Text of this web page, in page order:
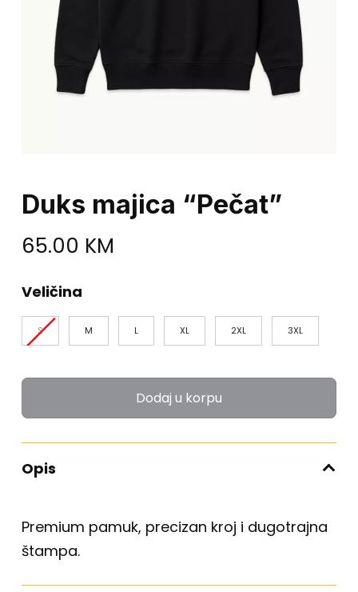
Duks majica “Pečat”
65.00 KM
Veličina
S M L XL 2XL 3XL
Dodaj u korpu
Opis
Premium pamuk, precizan kroj i dugotrajna
štampa.